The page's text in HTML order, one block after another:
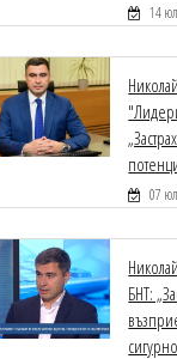
14
07
БНТ: